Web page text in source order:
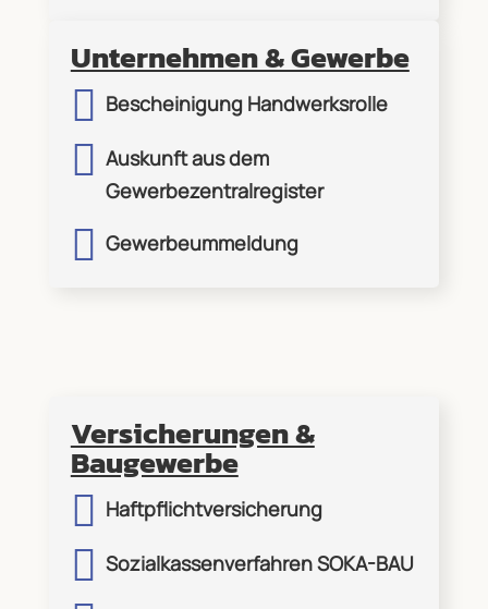
Unternehmen & Gewerbe
 Bescheinigung Handwerksrolle
 Auskunft aus dem
Gewerbezentralregister
 Gewerbeummeldung
Versicherungen &
Baugewerbe
 Haftpflichtversicherung
 Sozialkassenverfahren SOKA-BAU